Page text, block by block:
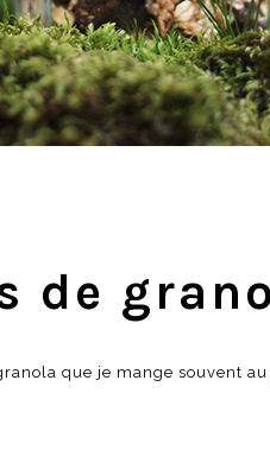
de
que je mange souvent